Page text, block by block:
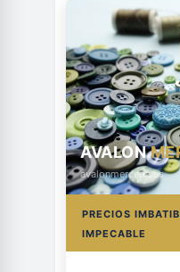
AVALON
avalonmerceria.es
PRECIOS
IMPECABLE